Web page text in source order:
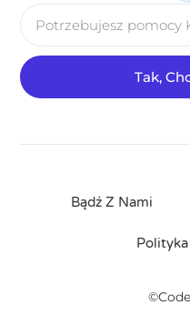
Tak,
Bądź Z Nami